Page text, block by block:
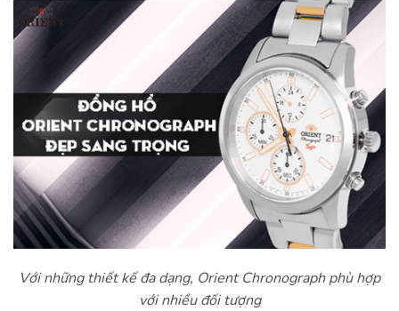
Với những thiết kế đa dạng, Orient Chronograph phù hợp
với nhiều đối tượng